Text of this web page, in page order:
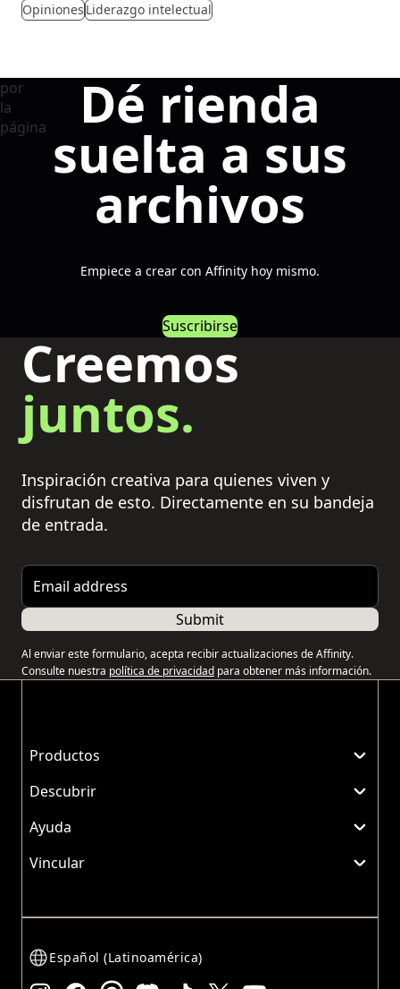
Opiniones Liderazgo intelectual
Dé rienda
suelta a sus
archivos
Empiece a crear con Affinity hoy mismo.
Suscribirse
Creemos
juntos.
Inspiración creativa para quienes viven y
disfrutan de esto. Directamente en su bandeja
de entrada.
Email address
Submit
Al enviar este formulario, acepta recibir actualizaciones de Affinity.
Consulte nuestra política de privacidad para obtener más información.
Productos
Descubrir
Ayuda
Vincular
Español (Latinoamérica)
Instagram Facebook Threads Discord TikTok